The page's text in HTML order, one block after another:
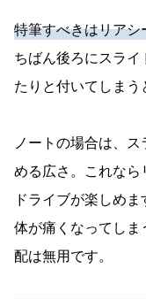
特筆すべきはリアシ
ちばん後ろにスライ
たりと付いてしまう
ノートの場合は、
める広さ。これなら
ドライブが楽しめ
体が痛くなってしま
配は無用です。